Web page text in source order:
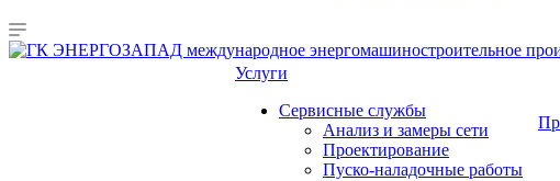
Услуги
Сервисные службы
Анализ и замеры сети
Проектирование
Пуско-наладочные работы